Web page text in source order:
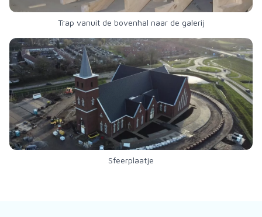
Trap vanuit de bovenhal naar de galerij
Sfeerplaatje